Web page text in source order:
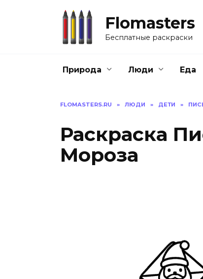
Flomasters
Бесплатные раскраски
Природа Люди Еда
FLOMASTERS.RU » ЛЮДИ » ДЕТИ »
Раскраска
Мороза